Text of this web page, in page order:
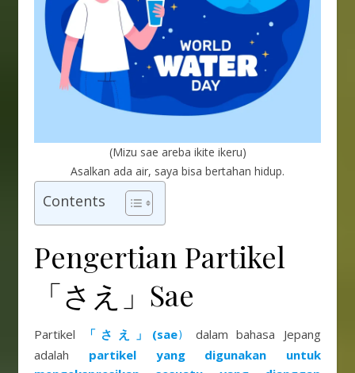
(Mizu sae areba ikite ikeru)
Asalkan ada air, saya bisa bertahan hidup.
Contents
Pengertian Partikel
「さえ」Sae
Partikel 「さえ」(sae) dalam bahasa Jepang
adalah partikel yang digunakan untuk